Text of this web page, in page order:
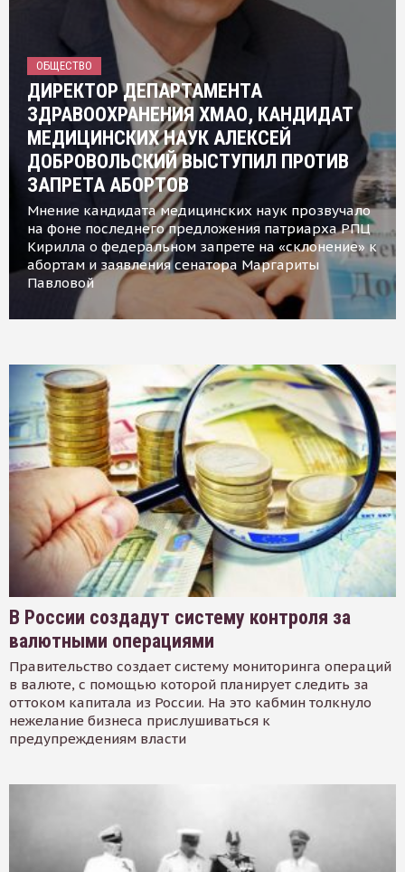
ОБЩЕСТВО
ДИРЕКТОР ДЕПАРТАМЕНТА
ЗДРАВООХРАНЕНИЯ ХМАО, КАНДИДАТ
МЕДИЦИНСКИХ НАУК АЛЕКСЕЙ
ДОБРОВОЛЬСКИЙ ВЫСТУПИЛ ПРОТИВ
ЗАПРЕТА АБОРТОВ
Мнение кандидата медицинских наук прозвучало
на фоне последнего предложения патриарха РПЦ
Кирилла о федеральном запрете на «склонение» к
абортам и заявления сенатора Маргариты
Павловой
В России создадут систему контроля за
валютными операциями
Правительство создает систему мониторинга операций
в валюте, с помощью которой планирует следить за
оттоком капитала из России. На это кабмин толкнуло
нежелание бизнеса прислушиваться к
предупреждениям власти